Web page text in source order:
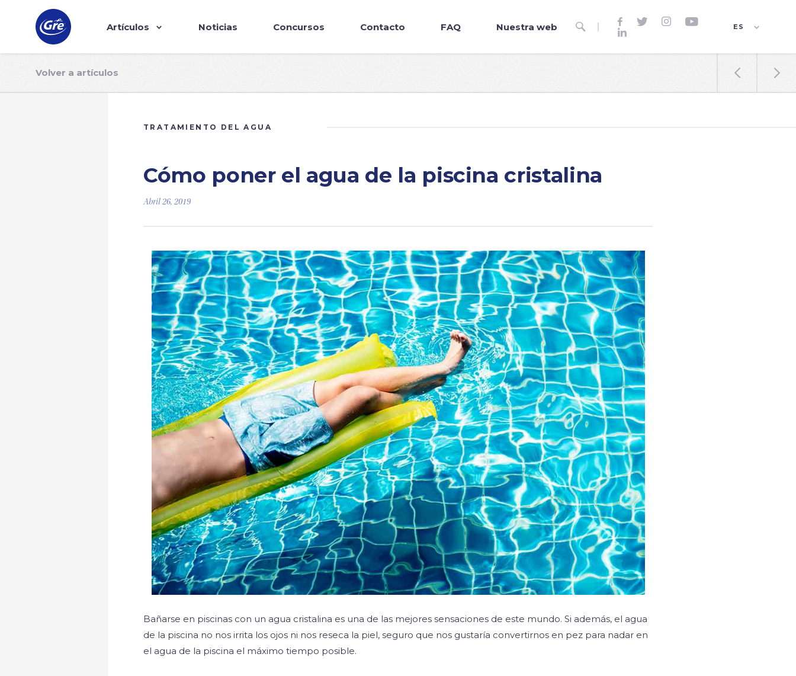
Artículos Noticias Concursos Contacto FAQ Nuestra web    


ES
Volver a artículos  
TRATAMIENTO DEL AGUA
Cómo poner el agua de la piscina cristalina
Abril 26, 2019
Bañarse en piscinas con un agua cristalina es una de las mejores sensaciones de este mundo. Si además, el agua
de la piscina no nos irrita los ojos ni nos reseca la piel, seguro que nos gustaría convertirnos en pez para nadar en
el agua de la piscina el máximo tiempo posible.